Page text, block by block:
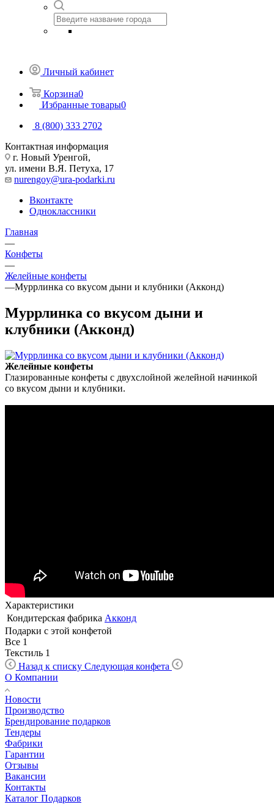
Личный кабинет
Корзина0
Избранные товары0
8 (800) 333 2702
Контактная информация
г. Новый Уренгой,
ул. имени В.Я. Петуха, 17
nurengoy@ura-podarki.ru
Вконтакте
Одноклассники
Главная
—
Конфеты
—
Желейные конфеты
—Муррлинка со вкусом дыни и клубники (Акконд)
Муррлинка со вкусом дыни и
клубники (Акконд)
Желейные конфеты
Глазированные конфеты с двухслойной желейной начинкой
со вкусом дыни и клубники.
Характеристики
Кондитерская фабрика Акконд
Подарки с этой конфетой
Все 1
Текстиль 1
Назад к списку Следующая конфета
О Компании
Новости
Производство
Брендирование подарков
Тендеры
Фабрики
Гарантии
Отзывы
Вакансии
Контакты
Каталог Подарков